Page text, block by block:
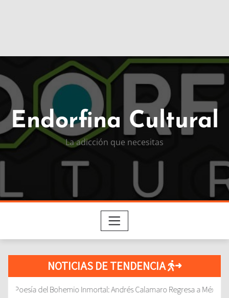
Endorfina Cultural
La adicción que necesitas
NOTICIAS DE TENDENCIA
Calamaro Regresa a México con su Gira ‘Calamaro Como